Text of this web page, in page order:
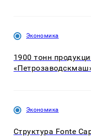
Экономика
1900 тонн
Экономика
Структура Fonte